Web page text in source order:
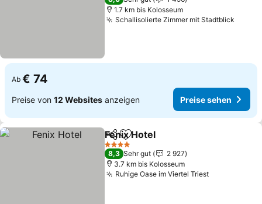
1.7 km bis Kolosseum
Schallisolierte Zimmer mit Stadtblick
Ab € 74
Preise von 12 Websites anzeigen Preise sehen
TeilenZu Favoriten hinzufügen
Fenix Hotel
4 Sterne
8,3 Sehr gut
2 927
3.7 km bis Kolosseum
Ruhige Oase im Viertel TriestPreise